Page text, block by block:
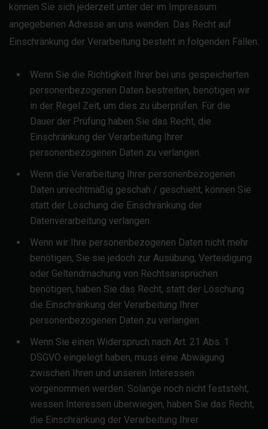
können Sie sich jederzeit unter der im Impressum
angegebenen Adresse an uns wenden. Das Recht auf
Einschränkung der Verarbeitung besteht in folgenden Fällen:
Wenn Sie die Richtigkeit Ihrer bei uns gespeicherten
personenbezogenen Daten bestreiten, benötigen wir
in der Regel Zeit, um dies zu überprüfen. Für die
Dauer der Prüfung haben Sie das Recht, die
Einschränkung der Verarbeitung Ihrer
personenbezogenen Daten zu verlangen.
Wenn die Verarbeitung Ihrer personenbezogenen
Daten unrechtmäßig geschah / geschieht, können Sie
statt der Löschung die Einschränkung der
Datenverarbeitung verlangen.
Wenn wir Ihre personenbezogenen Daten nicht mehr
benötigen, Sie sie jedoch zur Ausübung, Verteidigung
oder Geltendmachung von Rechtsansprüchen
benötigen, haben Sie das Recht, statt der Löschung
die Einschränkung der Verarbeitung Ihrer
personenbezogenen Daten zu verlangen.
Wenn Sie einen Widerspruch nach Art. 21 Abs. 1
DSGVO eingelegt haben, muss eine Abwägung
zwischen Ihren und unseren Interessen
vorgenommen werden. Solange noch nicht feststeht,
wessen Interessen überwiegen, haben Sie das Recht,
die Einschränkung der Verarbeitung Ihrer